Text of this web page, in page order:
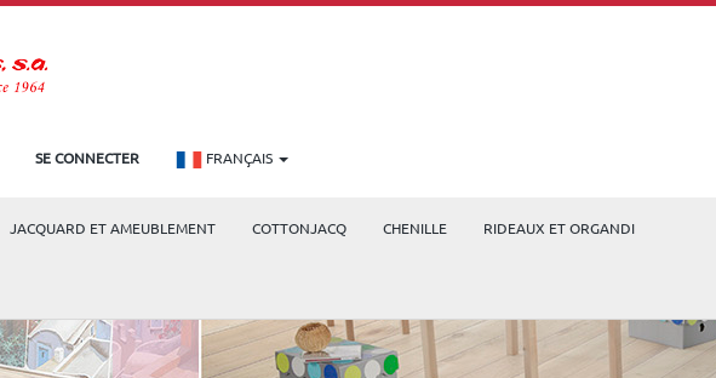
SE CONNECTER FRANÇAIS
JACQUARD ET AMEUBLEMENT COTTONJACQ CHENILLE RIDEAUX ET ORGANDI